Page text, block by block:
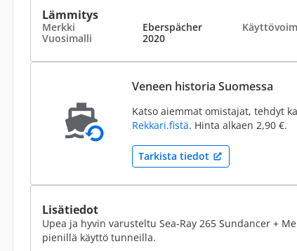
Lämmitys
Merkki Eberspächer
Vuosimalli
2020
Veneen historia Suomessa
Katso aiemmat omistajat, tehdyt
Rekkari.fistä. Hinta alkaen 2,90 €.
Tarkista tiedot
Lisätiedot
Upea ja hyvin varusteltu Sea-Ray 265 Sundancer +
pienillä käyttö tunneilla.